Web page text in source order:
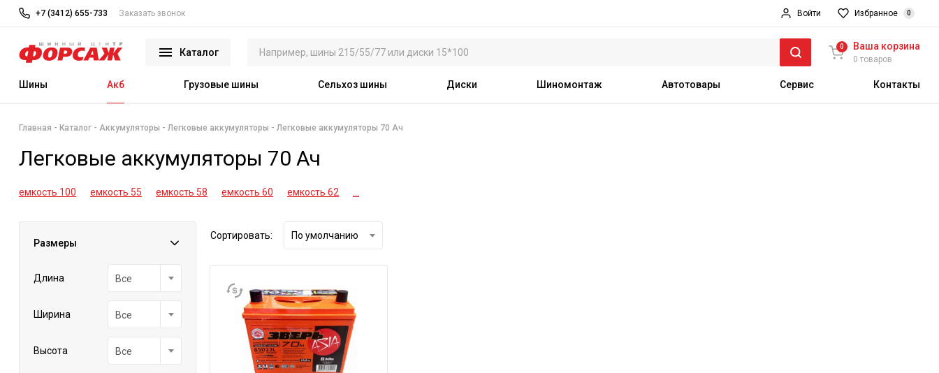
+7 (3412) 655-733 Заказать звонок Войти Избранное 0
Каталог
0 Ваша корзина
0 товаров
Шины Акб Грузовые шины Сельхоз шины Диски Шиномонтаж Автотовары Сервис Контакты
Главная Каталог Аккумуляторы Легковые аккумуляторы Легковые аккумуляторы 70 Ач
Легковые аккумуляторы 70 Ач
емкость 100 емкость 55 емкость 58 емкость 60 емкость 62
Размеры
Длина Все
Ширина Все
Высота Все
Сортировать: По умолчанию